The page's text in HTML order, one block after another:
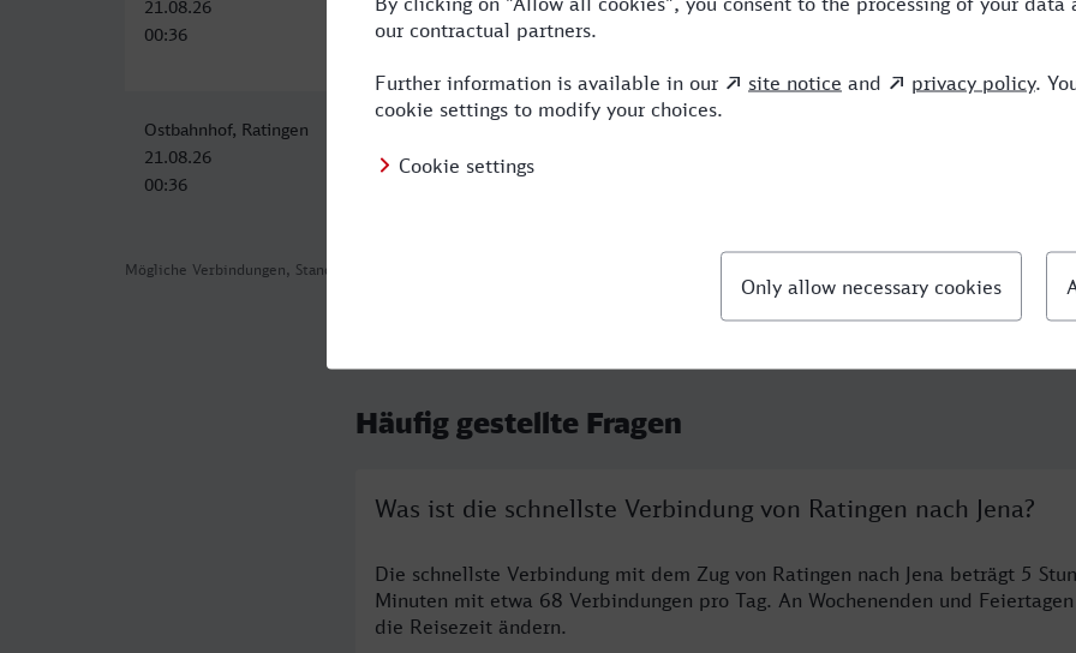
Mögliche Verbindungen, Stand: 2026-08-06 08:44
21.08.26
00:36
21.08.26
10:49
Ostbahnhof, Ratingen
21.08.26
00:36
21.08.26
Häufig gestellte Fragen
Was ist die schnellste Verbindung von Ratingen nach Jena?
Die schnellste Verbindung mit dem Zug von Ratingen nach Jena beträgt 5
Minuten mit etwa 68 Verbindungen pro Tag. An Wochenenden und
die Reisezeit ändern.